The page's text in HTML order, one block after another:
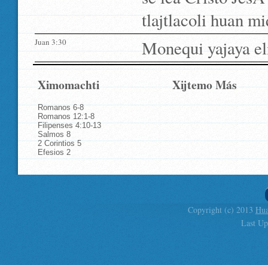
tlajtlacoli huan
Juan 3:30 Monequi yajaya
Ximomachti Xijtemo Más
Romanos 6-8
Romanos 12:1-8
Filipenses 4:10-13
Salmos 8
2 Corintios 5
Efesios 2
Copyright (c) 2013
Last